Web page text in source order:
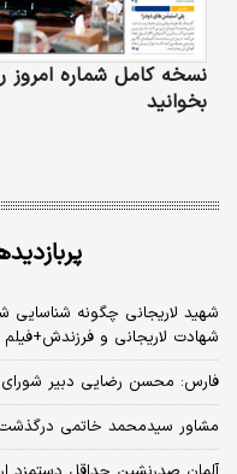
نسخه کامل شماره امروز
بخوانید
شهید لاریجانی چگونه شناسایی
شهادت لاریجانی و فرزندش+فیلم
فارس: محسن رضایی دبیر
مشاور سیدمحمد خاتمی